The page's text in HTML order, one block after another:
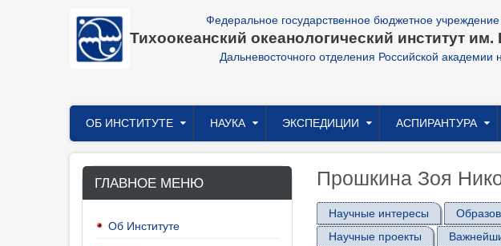
Федеральное государственное бюджетное учреждение
Тихоокеанский океанологический институт
Дальневосточного отделения Российской академии
Главное
меню
ОБ ИНСТИТУТЕ НАУКА ЭКСПЕДИЦИИ АСПИРАНТУРА
ГЛАВНОЕ МЕНЮ
Об Институте
Прошкина Зоя
Научные интересы
Научные проекты